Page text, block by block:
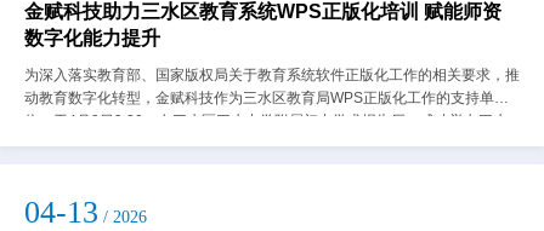
金赋科技助力三水区教育系统WPS正版化培训 赋能师资
数字化能力提升
为深入落实教育部、国家版权局关于教育系统软件正版化工作的相关要求，推
动教育数字化转型，金赋科技作为三水区教育局WPS正版化工作的支持单
位，于4月9日9:30，在三水区三水中学附属初中学术报告厅，成功举办三水
区教育系统WPS正版化专题培训活动...
04-13 / 2026